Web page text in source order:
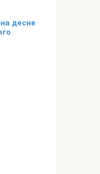
десне